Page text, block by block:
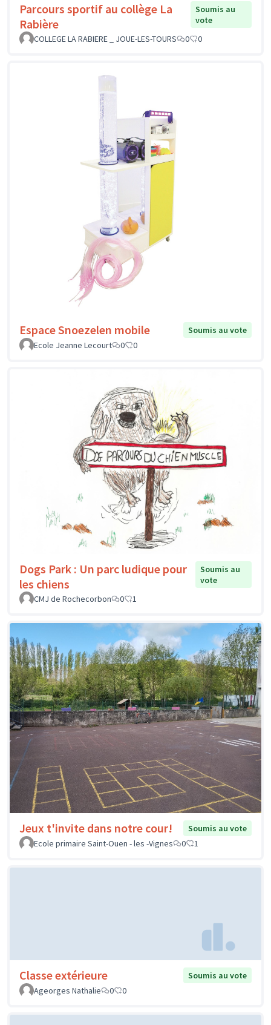
Parcours sportif au collège La
Rabière
Soumis au
vote
COLLEGE LA RABIERE _ JOUE-LES-TOURS
0 0
Espace Snoezelen mobile
Soumis au vote
Ecole Jeanne Lecourt
0 0
Dogs Park : Un parc ludique pour
les chiens
Soumis au
vote
CMJ de Rochecorbon
0 1
Jeux t'invite dans notre cour!
Soumis au vote
Ecole primaire Saint-Ouen - les -Vignes
0 1
Classe extérieure
Soumis au vote
Ageorges Nathalie
0 0